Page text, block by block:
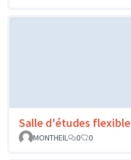
Salle d'études flexible
MONTHEIL
0 0